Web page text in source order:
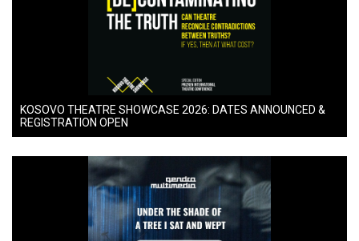
KOSOVO THEATRE SHOWCASE 2026: DATES ANNOUNCED &
REGISTRATION OPEN